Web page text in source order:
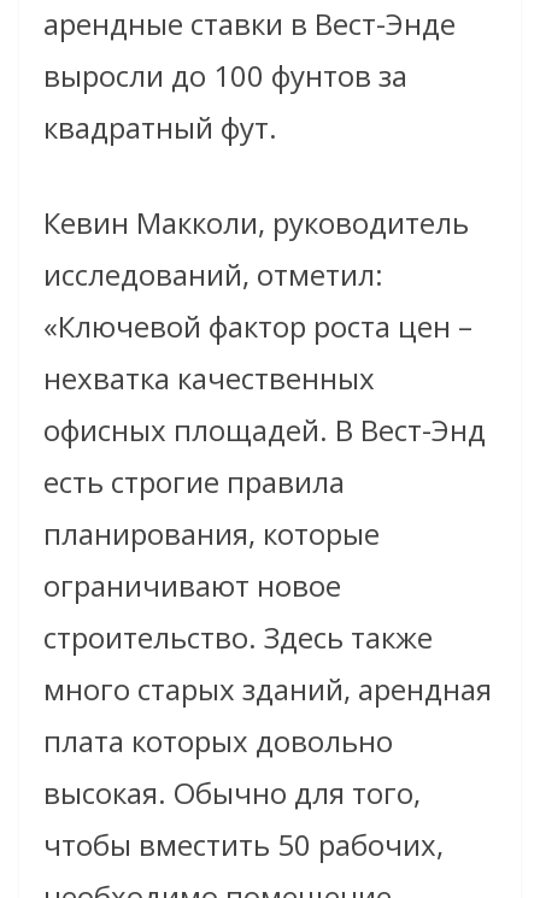
арендные ставки в Вест-Энде
выросли до 100 фунтов за
квадратный фут.
Кевин Макколи, руководитель
исследований, отметил:
«Ключевой фактор роста цен –
нехватка качественных
офисных площадей. В Вест-Энд
есть строгие правила
планирования, которые
ограничивают новое
строительство. Здесь также
много старых зданий, арендная
плата которых довольно
высокая. Обычно для того,
чтобы вместить 50 рабочих,